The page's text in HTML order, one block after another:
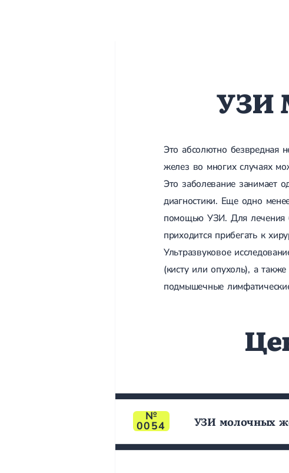
УЗИ
Это абсолютно безвредная
желез во многих случаях
Это заболевание занимает
диагностики. Еще одно
помощью УЗИ. Для лечения
приходится прибегать к
Ультразвуковое
(кисту или опухоль), а
подмышечные
0054 УЗИ молочных